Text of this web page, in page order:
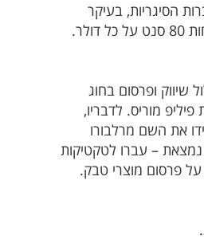
הסיגריות, בעיקר
. הדבר היחיד שעוצר את החברות היא הרגולציה. החברות האלה מרוויחות 80 סנט על כל דולר.
שיווק ופרסום בחוג
מוריס. לדבריו,
את השם מרלבורו
– עברו לטקטיקות
על פרסום מוצרי טבק.